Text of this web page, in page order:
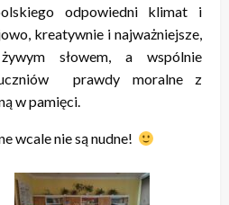
odpowiedni klimat i
kreatywnie i najważniejsze,
słowem, a wspólnie
prawdy moralne z
w pamięci.
wcale nie są nudne!